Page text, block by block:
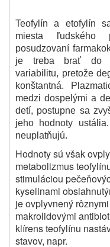
Teofylín a etofylín
miesta ľudského
posudzovaní
je treba brať do
variabilitu, pretože
konštantná.
medzi dospelými a
detí, postupne sa
jeho hodnoty
neuplatňujú.
Hodnoty sú však
metabolizmus
stimuláciou
kyselinami
je ovplyvnený
makrolidovými
klírens teofylínu
stavov, napr.